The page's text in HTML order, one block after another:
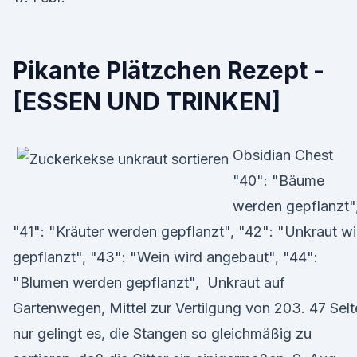
Pikante Plätzchen Rezept -
[ESSEN UND TRINKEN]
Obsidian Chest
"40": "Bäume
werden
"41": "Kräuter werden gepflanzt", "42": "Unkraut
gepflanzt", "43": "Wein wird angebaut", "44":
"Blumen werden gepflanzt", Unkraut auf
Gartenwegen, Mittel zur Vertilgung von 203. 47
nur gelingt es, die Stangen so gleichmäßig zu